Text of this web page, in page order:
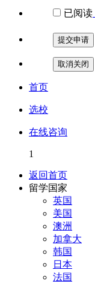
已阅读
提交申请
取消关闭
首页
选校
在线咨询
1
返回首页
留学国家
英国
美国
澳洲
加拿大
韩国
日本
法国